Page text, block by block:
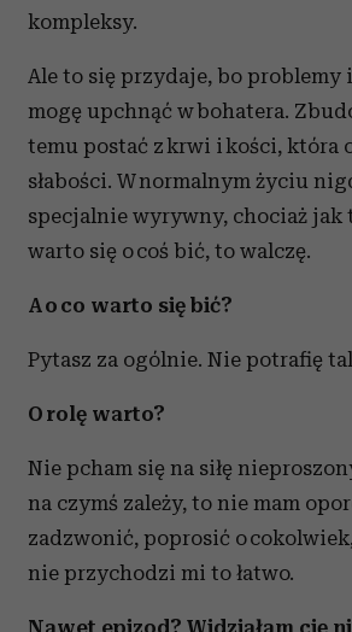
kompleksy.
Ale to się przydaje, bo problemy
mogę upchnąć w bohatera.
temu postać z krwi i kości, która
słabości. W normalnym życiu
specjalnie wyrywny, chociaż jak
warto się o coś bić, to walczę.
A o co warto się bić?
Pytasz za ogólnie. Nie potrafię
O rolę warto?
Nie pcham się na siłę
na czymś zależy, to nie mam
zadzwonić, poprosić o
nie przychodzi mi to łatwo.
Nawet epizod? Widziałam cię